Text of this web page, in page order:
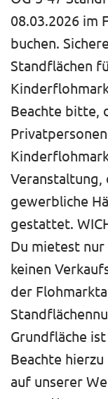
08.03.2026 im
buchen.
Standflächen
Beachte bitte,
Veranstaltung,
gewerbliche
gestattet.
Du mietest
keinen
der
Grundfläche
Beachte hierzu
auf unserer